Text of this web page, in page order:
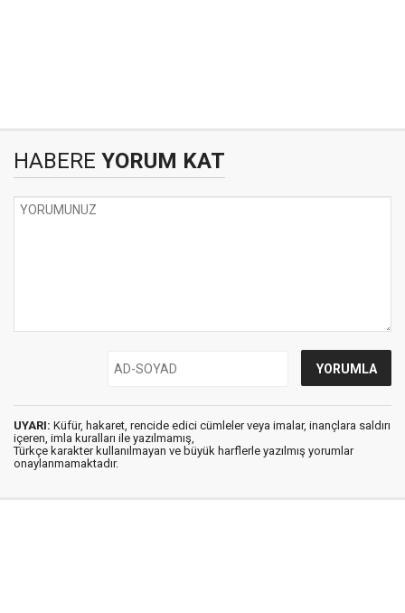
HABERE YORUM KAT
UYARI: Küfür, hakaret, rencide edici cümleler veya imalar, inançlara saldırı
içeren, imla kuralları ile yazılmamış,
Türkçe karakter kullanılmayan ve büyük harflerle yazılmış yorumlar
onaylanmamaktadır.